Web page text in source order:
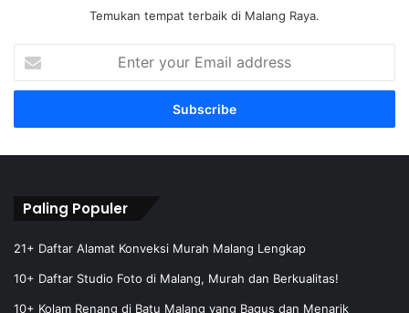
Temukan tempat terbaik di Malang Raya.
t
r
m
l
Paling Populer
21+ Daftar Alamat Konveksi Murah Malang Lengkap
10+ Daftar Studio Foto di Malang, Murah dan Berkualitas!
10+ Kolam Renang di Batu Malang yang Bagus dan Menarik